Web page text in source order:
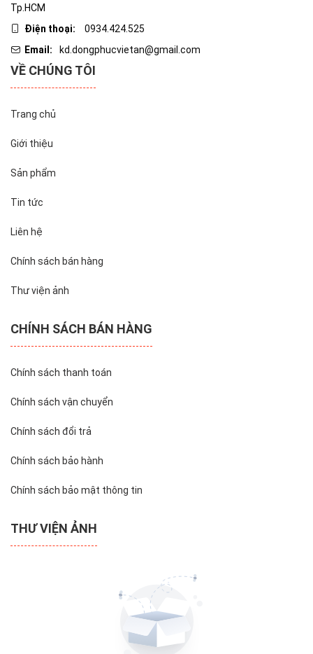
Tp.HCM
Điện thoại:
0934.424.525
Email:
kd.dongphucvietan@gmail.com
VỀ CHÚNG TÔI
Trang chủ
Giới thiệu
Sản phẩm
Tin tức
Liên hệ
Chính sách bán hàng
Thư viện ảnh
CHÍNH SÁCH BÁN HÀNG
Chính sách thanh toán
Chính sách vận chuyển
Chính sách đổi trả
Chính sách bảo hành
Chính sách bảo mật thông tin
THƯ VIỆN ẢNH